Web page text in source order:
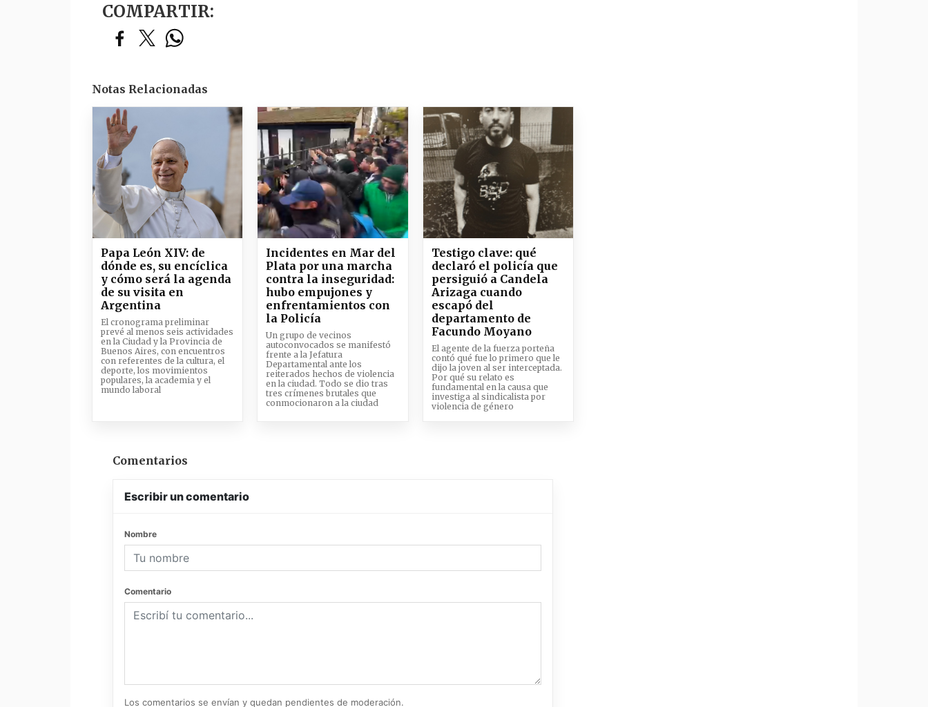
COMPARTIR:
Notas Relacionadas
Papa León XIV: de
dónde es, su encíclica
y cómo será la agenda
de su visita en
Argentina
El cronograma preliminar
prevé al menos seis actividades
en la Ciudad y la Provincia de
Buenos Aires, con encuentros
con referentes de la cultura, el
deporte, los movimientos
populares, la academia y el
mundo laboral
Incidentes en Mar del
Plata por una marcha
contra la inseguridad:
hubo empujones y
enfrentamientos con
la Policía
Un grupo de vecinos
autoconvocados se manifestó
frente a la Jefatura
Departamental ante los
reiterados hechos de violencia
en la ciudad. Todo se dio tras
tres crímenes brutales que
conmocionaron a la ciudad
Testigo clave: qué
declaró el policía que
persiguió a Candela
Arizaga cuando
escapó del
departamento de
Facundo Moyano
El agente de la fuerza porteña
contó qué fue lo primero que le
dijo la joven al ser interceptada.
Por qué su relato es
fundamental en la causa que
investiga al sindicalista por
violencia de género
Comentarios
Escribir un comentario
Nombre
Comentario
Los comentarios se envían y quedan pendientes de moderación.